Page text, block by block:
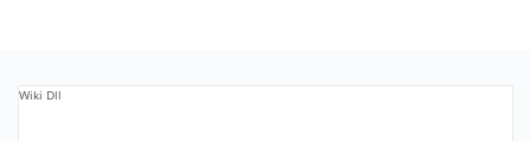
Wiki Dll